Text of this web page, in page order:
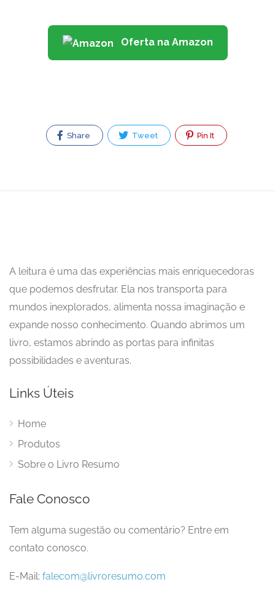
Oferta na Amazon
Share Tweet Pin It
A leitura é uma das experiências mais enriquecedoras
que podemos desfrutar. Ela nos transporta para
mundos inexplorados, alimenta nossa imaginação e
expande nosso conhecimento. Quando abrimos um
livro, estamos abrindo as portas para infinitas
possibilidades e aventuras.
Links Úteis
Home
Produtos
Sobre o Livro Resumo
Fale Conosco
Tem alguma sugestão ou comentário? Entre em
contato conosco.
E-Mail: falecom@livroresumo.com